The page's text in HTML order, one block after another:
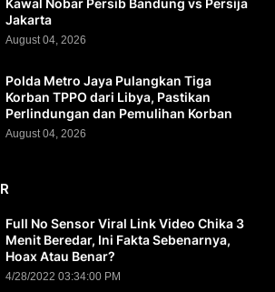
Kawal Nobar Persib Bandung vs Persija
Jakarta
August 04, 2026
Polda Metro Jaya Pulangkan Tiga
Korban TPPO dari Libya, Pastikan
Perlindungan dan Pemulihan Korban
August 04, 2026
Full No Sensor Viral Link Video Chika 3
Menit Beredar, Ini Fakta Sebenarnya,
Hoax Atau Benar?
4/28/2022 03:34:00 PM